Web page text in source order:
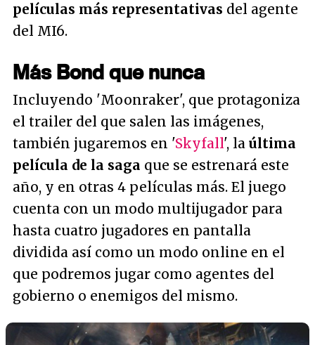
películas más representativas del agente
del MI6.
Más Bond que nunca
Incluyendo 'Moonraker', que protagoniza
el trailer del que salen las imágenes,
también jugaremos en 'Skyfall', la última
película de la saga que se estrenará este
año, y en otras 4 películas más. El juego
cuenta con un modo multijugador para
hasta cuatro jugadores en pantalla
dividida así como un modo online en el
que podremos jugar como agentes del
gobierno o enemigos del mismo.